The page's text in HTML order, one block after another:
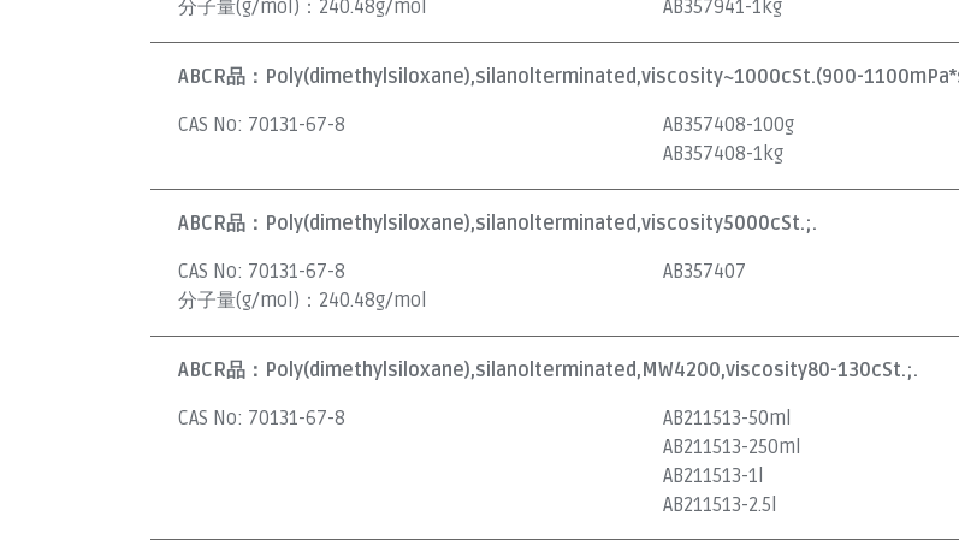
分子量(g/mol)： 240.48g/mol
AB357941-1kg
ABCR品： Poly(dimethylsiloxane),silanolterminated,viscosity~1000cSt.(900-
CAS No: 70131-67-8
AB357408-100g
AB357408-1kg
ABCR品： Poly(dimethylsiloxane),silanolterminated,viscosity5000cSt.;.
CAS No: 70131-67-8
分子量(g/mol)： 240.48g/mol
AB357407
ABCR品： Poly(dimethylsiloxane),silanolterminated,MW4200,viscosity80-130cSt.;.
CAS No: 70131-67-8
AB211513-50ml
AB211513-250ml
AB211513-1l
AB211513-2.5l